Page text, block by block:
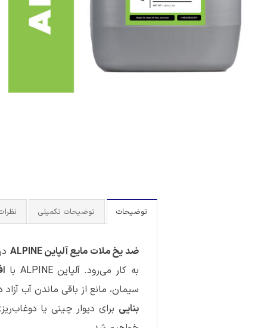
توضیحات توضیحات تکمیلی
ضد یخ ملات مایع آلپاین ALPINE
به کار می‌رود. آلپاین ALPINE با
سیمان، مانع از باقی ماندن آب
بنایی برای دیوار چینی یا